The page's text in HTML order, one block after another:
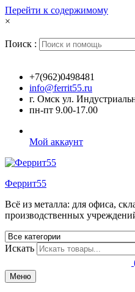
Перейти к содержимому
×
Поиск :
+7(962)0498481
info@ferrit55.ru
г. Омск ул.
пн-пт 9.00-17.00
Мой аккаунт
Феррит55
Всё из металла: для офиса,
производственных
Искать
Меню